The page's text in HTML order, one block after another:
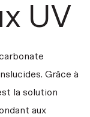
UV
Grâce à
la solution
aux